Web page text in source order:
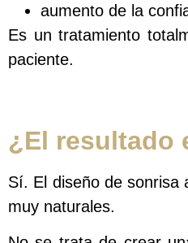
aumento de la
Es un tratamiento
paciente.
¿El resultado
Sí. El diseño de sonrisa
muy naturales.